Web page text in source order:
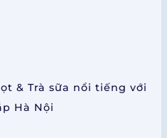
& Trà sữa nổi tiếng với
Hà Nội